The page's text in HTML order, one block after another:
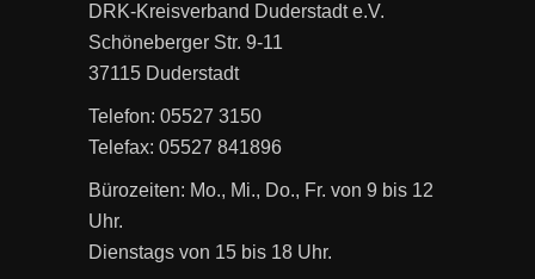
DRK-Kreisverband Duderstadt e.V.
Schöneberger Str. 9-11
37115 Duderstadt
Telefon: 05527 3150
Telefax: 05527 841896
Bürozeiten: Mo., Mi., Do., Fr. von 9 bis 12
Uhr.
Dienstags von 15 bis 18 Uhr.